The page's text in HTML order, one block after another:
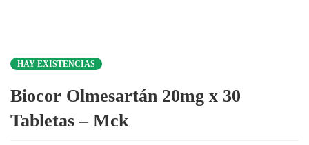
HAY EXISTENCIAS
Biocor Olmesartán 20mg x 30
Tabletas – Mck